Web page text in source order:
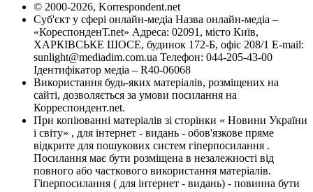
© 2000-2026, Korrespondent.net
Суб'єкт у сфері онлайн-медіа Назва онлайн-медіа –
«КореспонденТ.net» Адреса: 02091, місто Київ,
ХАРКІВСЬКЕ ШОСЕ, будинок 172-Б, офіс 208/1 E-mail:
sunlight@mediadim.com.ua Телефон: 044-205-43-00
Ідентифікатор медіа – R40-06068
Використання будь-яких матеріалів, розміщених на
сайті, дозволяється за умови посилання на
Корреспондент.net.
При копіюванні матеріалів зі сторінки « Новини України
і світу» , для інтернет - видань - обов'язкове пряме
відкрите для пошукових систем гіперпосилання .
Посилання має бути розміщена в незалежності від
повного або часткового використання матеріалів.
Гіперпосилання ( для інтернет - видань) - повинна бути